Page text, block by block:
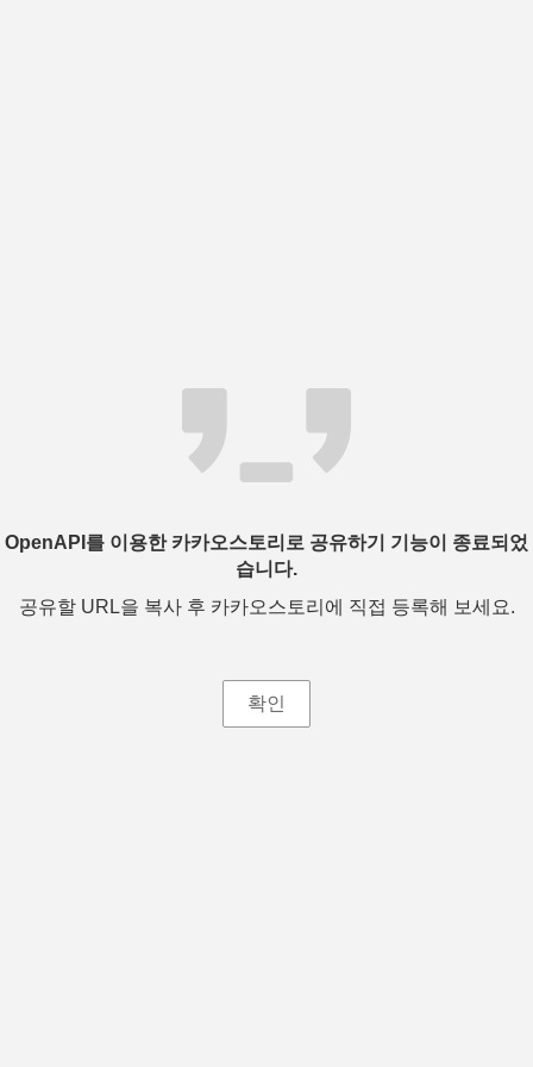
OpenAPI를 이용한 카카오스토리로 공유하기 기능이 종료되었
습니다.
공유할 URL을 복사 후 카카오스토리에 직접 등록해 보세요.
확인